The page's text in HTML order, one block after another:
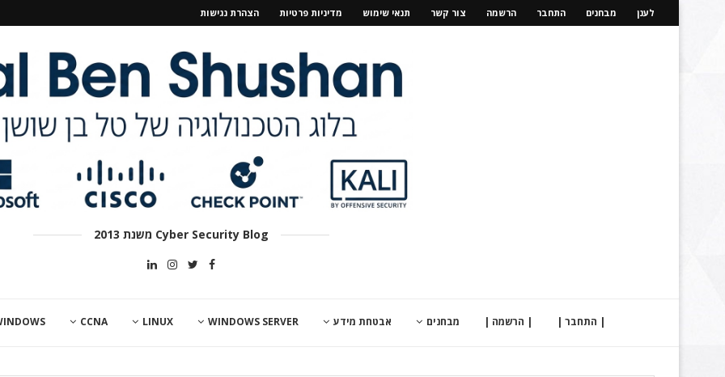
לענן מבחנים התחבר הרשמה צור קשר תנאי שימוש מדיניות פרטיות הצהרת נגישות
Cyber Security Blog משנת 2013
| התחבר | | הרשמה | מבחנים אבטחת מידע WINDOWS SERVER
LINUX
CCNA